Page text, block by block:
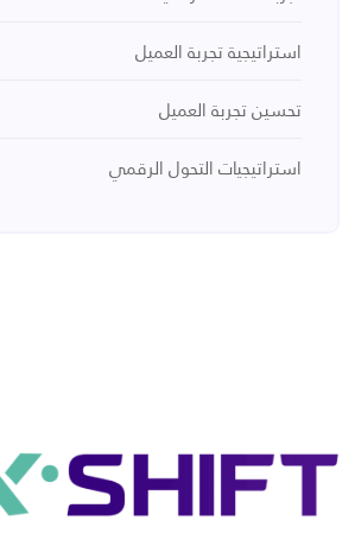
استراتيجية تجربة العميل
تحسين تجربة العميل
استراتيجيات التحول الرقمي